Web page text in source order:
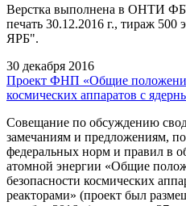
Верстка выполнена в ОНТИ
печать 30.12.2016 г., тираж
ЯРБ".
30 декабря 2016
Проект ФНП «Общие положения
космических аппаратов с
Совещание по обсуждению
замечаниям и предложениям,
федеральных норм и правил в
атомной энергии «Общие
безопасности космических
реакторами» (проект был